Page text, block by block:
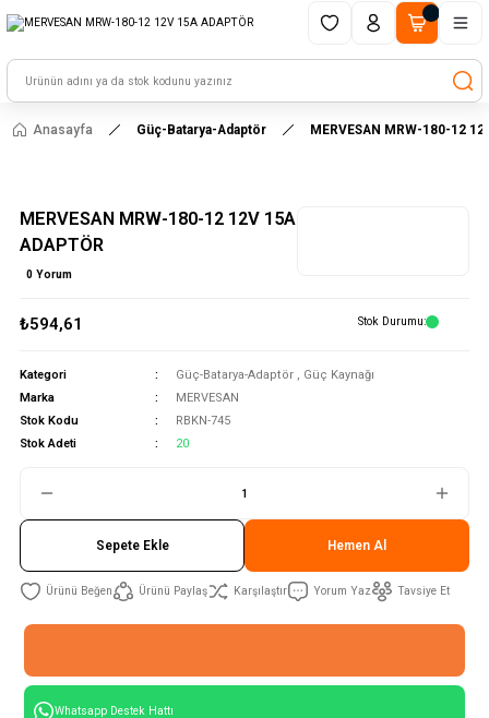
HAYAL ET - TASARLA - ÇALIŞTIR
Anasayfa Güç-Batarya-Adaptör MERVESAN MRW-180-12
MERVESAN MRW-180-12 12V 15A
ADAPTÖR
0 Yorum
₺594,61 Stok Durumu
Kategori Güç-Batarya-Adaptör , Güç Kaynağı
Marka
MERVESAN
Stok Kodu
RBKN-745
Stok Adeti
20
Sepete Ekle Hemen Al
Ürünü Paylaş Karşılaştır Yorum Yaz Tavsiye Et
Whatsapp Destek Hattı